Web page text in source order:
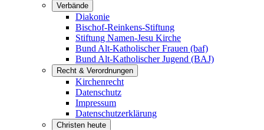
Verbände
Diakonie
Bischof-Reinkens-Stiftung
Stiftung Namen-Jesu Kirche
Bund Alt-Katholischer Frauen (baf)
Bund Alt-Katholischer Jugend (BAJ)
Recht & Verordnungen
Kirchenrecht
Datenschutz
Impressum
Datenschutzerklärung
Christen heute